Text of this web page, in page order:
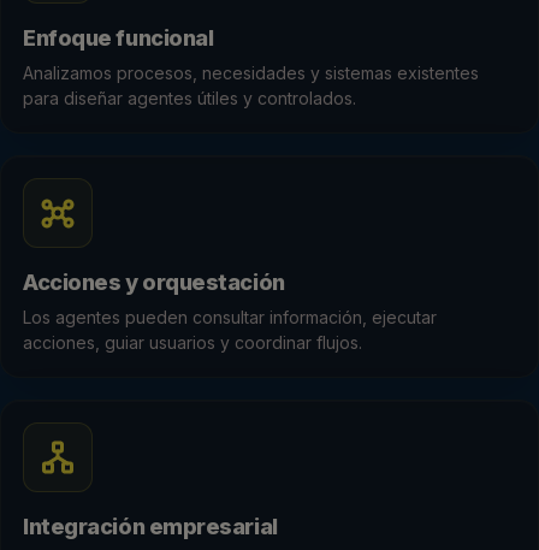
Enfoque funcional
Analizamos procesos, necesidades y sistemas existentes
para diseñar agentes útiles y controlados.
Acciones y orquestación
Los agentes pueden consultar información, ejecutar
acciones, guiar usuarios y coordinar flujos.
Integración empresarial